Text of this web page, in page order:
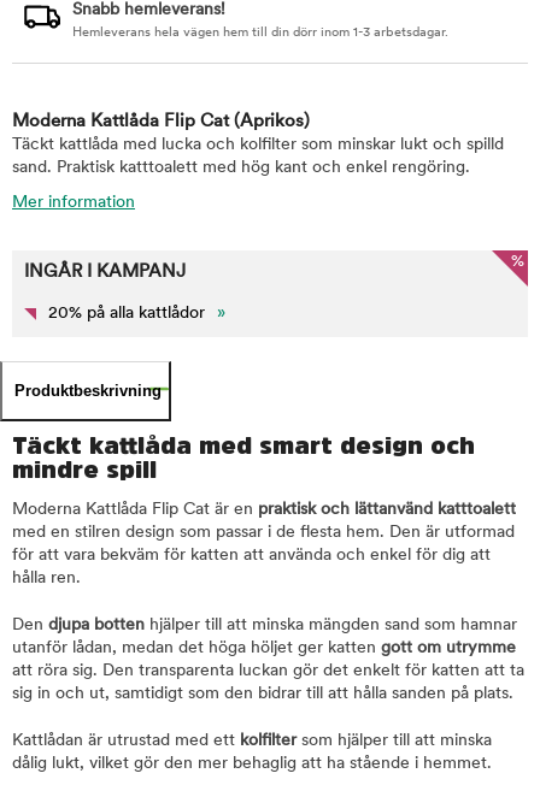
Snabb hemleverans!
Hemleverans hela vägen hem till din dörr inom 1-3 arbetsdagar.
Moderna Kattlåda Flip Cat (Aprikos)
Täckt kattlåda med lucka och kolfilter som minskar lukt och spilld
sand. Praktisk katttoalett med hög kant och enkel rengöring.
Mer information
%
INGÅR I KAMPANJ
20% på alla kattlådor »
Produktbeskrivning
Täckt kattlåda med smart design och
mindre spill
Moderna Kattlåda Flip Cat är en praktisk och lättanvänd katttoalett
med en stilren design som passar i de flesta hem. Den är utformad
för att vara bekväm för katten att använda och enkel för dig att
hålla ren.
Den djupa botten hjälper till att minska mängden sand som hamnar
utanför lådan, medan det höga höljet ger katten gott om utrymme
att röra sig. Den transparenta luckan gör det enkelt för katten att ta
sig in och ut, samtidigt som den bidrar till att hålla sanden på plats.
Kattlådan är utrustad med ett kolfiltersom hjälper till att minska
dålig lukt, vilket gör den mer behaglig att ha stående i hemmet.